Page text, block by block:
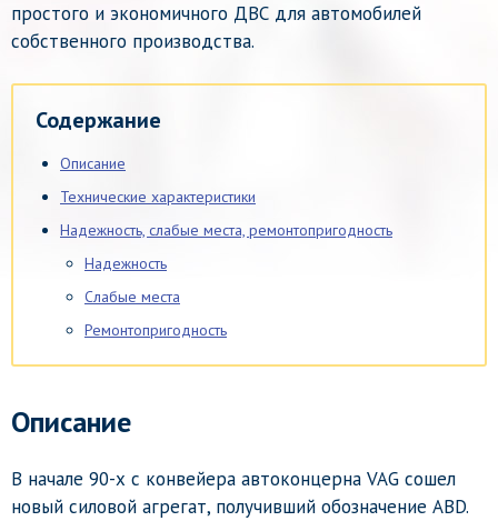
простого и экономичного ДВС для автомобилей
собственного производства.
Содержание
Описание
Технические характеристики
Надежность, слабые места, ремонтопригодность
Надежность
Слабые места
Ремонтопригодность
Описание
В начале 90-х с конвейера автоконцерна VAG сошел
новый силовой агрегат, получивший обозначение ABD.